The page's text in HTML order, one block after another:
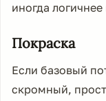
иногда
Покраска
Если базовый
скромный,